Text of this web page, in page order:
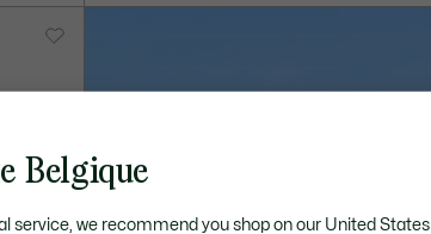
Belgique
service, we recommend you shop on our United States